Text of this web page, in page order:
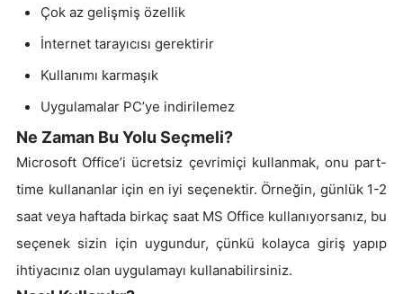
Çok az gelişmiş özellik
İnternet tarayıcısı gerektirir
Kullanımı karmaşık
Uygulamalar PC’ye indirilemez
Ne Zaman Bu Yolu Seçmeli?
Microsoft Office’i ücretsiz çevrimiçi kullanmak, onu part-
time kullananlar için en iyi seçenektir. Örneğin, günlük 1-2
saat veya haftada birkaç saat MS Office kullanıyorsanız, bu
seçenek sizin için uygundur, çünkü kolayca giriş yapıp
ihtiyacınız olan uygulamayı kullanabilirsiniz.